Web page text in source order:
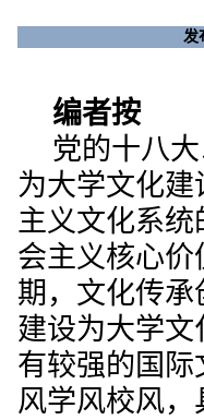
发
编者按
党的十八
为大学文化
主义文化系
会主义核心
期，文化传承
建设为大学
有较强的国
风学风校风